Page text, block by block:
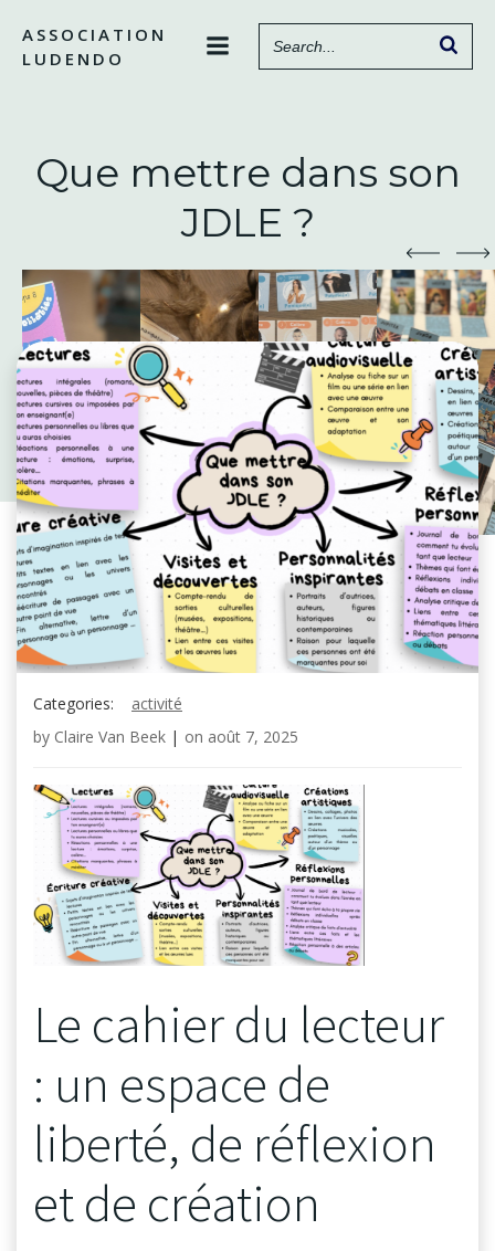
contenu
ASSOCIATION
LUDENDO
Que mettre dans son
JDLE ?
Categories:
activité
by Claire Van Beek | on août 7, 2025
Le cahier du lecteur
: un espace de
liberté, de réflexion
et de création